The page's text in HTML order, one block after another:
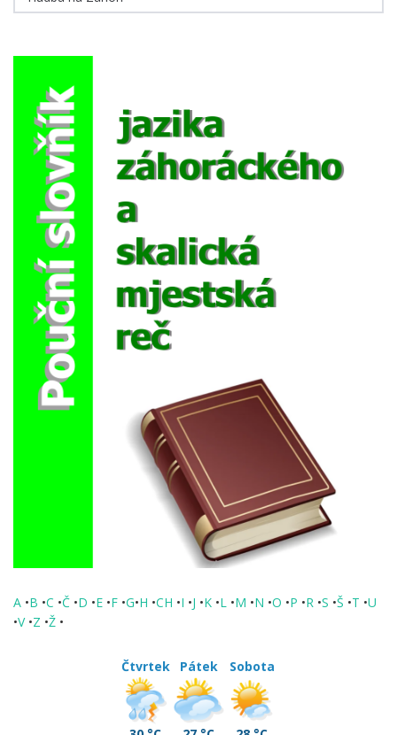
eMagazín
A •B •C •Č •D •E •F •G•H •CH •I •J •K •L •M •N •O •P •R •S •Š •T •U
•V •Z •Ž •
Čtvrtek Pátek Sobota